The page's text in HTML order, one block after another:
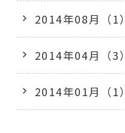
2014年08月（1）
2014年04月（3）
2014年01月（1）